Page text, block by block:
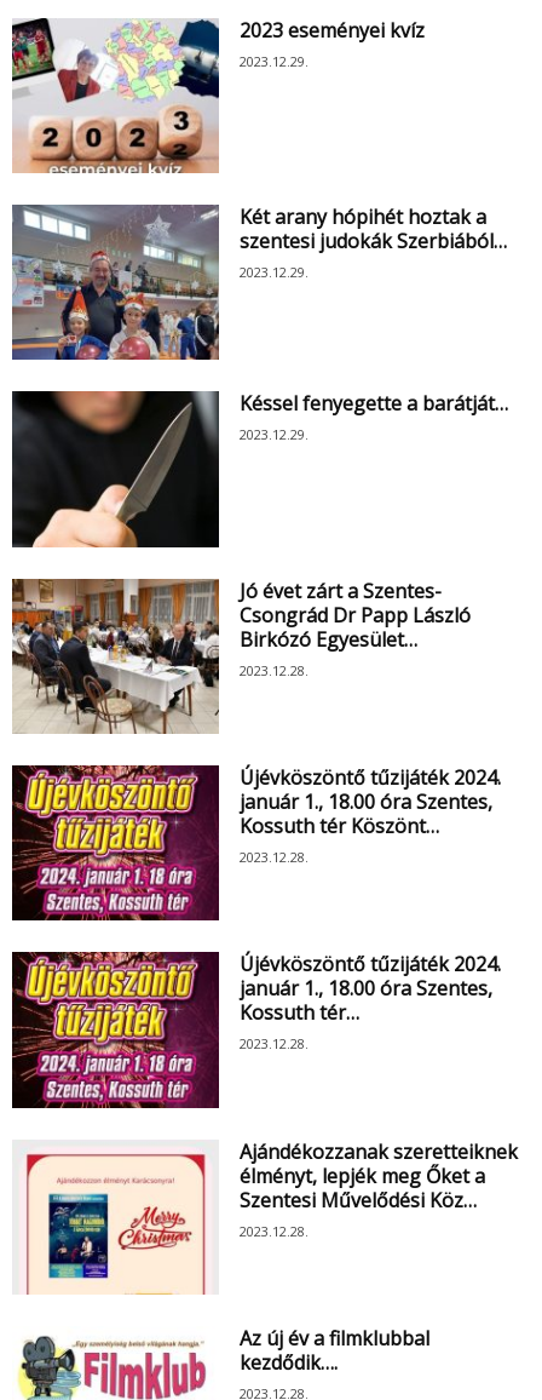
2023 eseményei kvíz
2023.12.29.
Két arany hópihét hoztak a
szentesi judokák Szerbiából…
2023.12.29.
Késsel fenyegette a barátját…
2023.12.29.
Jó évet zárt a Szentes-
Csongrád Dr Papp László
Birkózó Egyesület…
2023.12.28.
Újévköszöntő tűzijáték 2024.
január 1., 18.00 óra Szentes,
Kossuth tér Köszönt…
2023.12.28.
Újévköszöntő tűzijáték 2024.
január 1., 18.00 óra Szentes,
Kossuth tér…
2023.12.28.
Ajándékozzanak szeretteiknek
élményt, lepjék meg Őket a
Szentesi Művelődési Köz…
2023.12.28.
Az új év a filmklubbal
kezdődik….
2023.12.28.